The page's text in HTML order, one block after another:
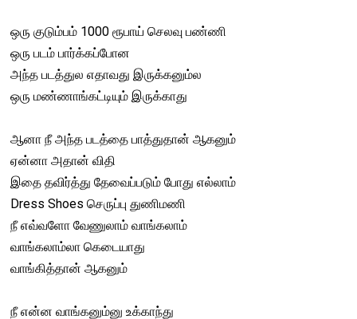
ஒரு குடும்பம் 1000 ரூபாய் செலவு பண்ணி
ஒரு படம் பார்க்கப்போன
அந்த படத்துல எதாவது இருக்கனும்ல
ஒரு மண்ணாங்கட்டியும் இருக்காது
ஆனா நீ அந்த படத்தை பாத்துதான் ஆகனும்
ஏன்னா அதான் விதி
இதை தவிர்த்து தேவைப்படும் போது எல்லாம்
Dress Shoes செருப்பு துணிமணி
நீ எவ்வளோ வேணுலாம் வாங்கலாம்
வாங்கலாம்லா கெடையாது
வாங்கித்தான் ஆகனும்
நீ என்ன வாங்கனும்னு உக்காந்து